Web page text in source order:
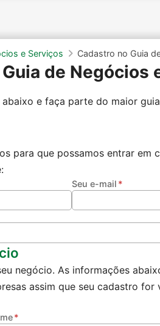
e Serviços Cadastro no Guia
de Negócios
e faça parte do maior
para que possamos entrar em
Seu e-mail
negócio. As informações
assim que seu cadastro for